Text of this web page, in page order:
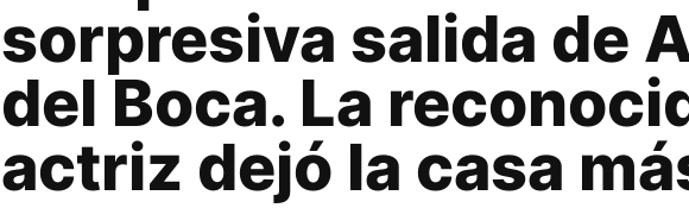
sorpresiva salida de
del Boca. La
actriz dejó la casa